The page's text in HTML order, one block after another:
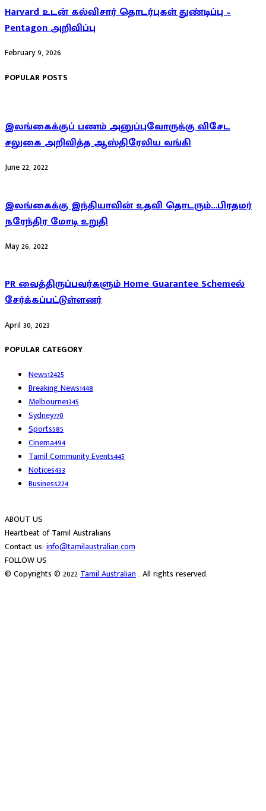
Harvard உடன் கல்விசார் தொடர்புகள் துண்டிப்பு –
Pentagon அறிவிப்பு
February 9, 2026
POPULAR POSTS
இலங்கைக்குப் பணம் அனுப்புவோருக்கு விசேட
சலுகை அறிவித்த ஆஸ்திரேலிய வங்கி
June 22, 2022
இலங்கைக்கு இந்தியாவின் உதவி தொடரும்…பிரதமர்
நரேந்திர மோடி உறுதி
May 26, 2022
PR வைத்திருப்பவர்களும் Home Guarantee Schemeல்
சேர்க்கப்பட்டுள்ளனர்
April 30, 2023
POPULAR CATEGORY
News12425
Breaking News1448
Melbourne1345
Sydney770
Sports585
Cinema494
Tamil Community Events445
Notices433
Business224
ABOUT US
Heartbeat of Tamil Australians
Contact us: info@tamilaustralian.com
FOLLOW US
© Copyrights © 2022Tamil Australian. All rights reserved.